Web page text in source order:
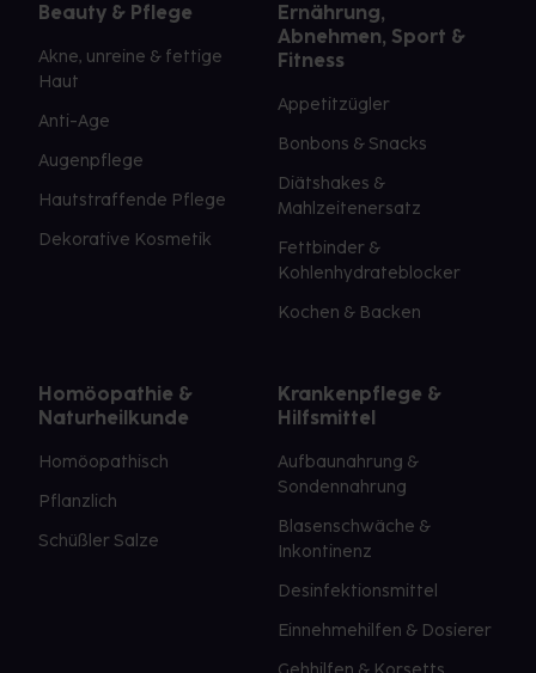
Beauty & Pflege
Akne, unreine & fettige
Haut
Anti-Age
Augenpflege
Hautstraffende Pflege
Dekorative Kosmetik
Ernährung,
Abnehmen, Sport &
Fitness
Appetitzügler
Bonbons & Snacks
Diätshakes &
Mahlzeitenersatz
Fettbinder &
Kohlenhydrateblocker
Kochen & Backen
Homöopathie &
Naturheilkunde
Homöopathisch
Pflanzlich
Schüßler Salze
Krankenpflege &
Hilfsmittel
Aufbaunahrung &
Sondennahrung
Blasenschwäche &
Inkontinenz
Desinfektionsmittel
Einnehmehilfen & Dosierer